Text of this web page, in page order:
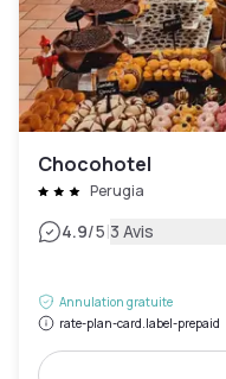
Chocohotel
Perugia
4.9/5|3 Avis
Annulation gratuite
rate-plan-card.label-prepaid